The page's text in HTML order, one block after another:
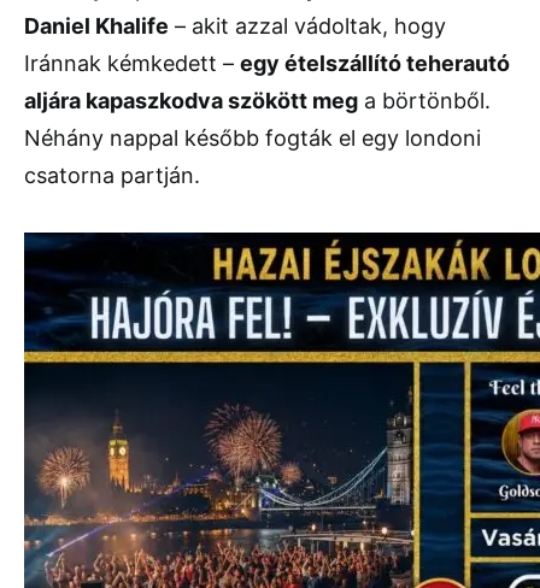
Daniel Khalife – akit azzal vádoltak, hogy
Iránnak kémkedett – egy ételszállító teherautó
aljára kapaszkodva szökött meg a börtönből.
Néhány nappal később fogták el egy londoni
csatorna partján.